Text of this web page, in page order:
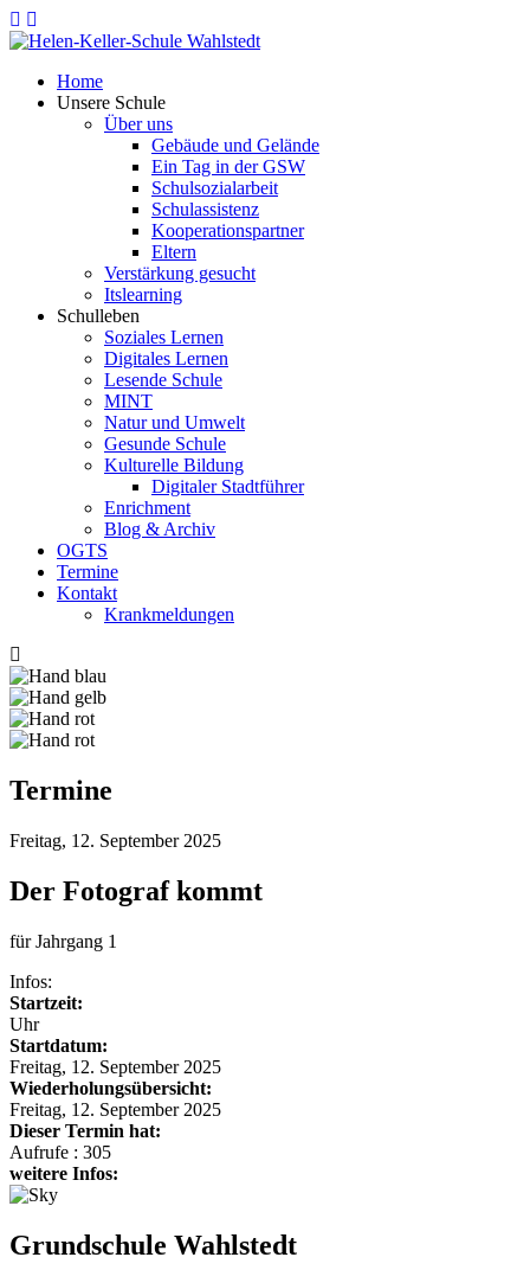
Home
Unsere Schule
Über uns
Gebäude und Gelände
Ein Tag in der GSW
Schulsozialarbeit
Schulassistenz
Kooperationspartner
Eltern
Verstärkung gesucht
Itslearning
Schulleben
Soziales Lernen
Digitales Lernen
Lesende Schule
MINT
Natur und Umwelt
Gesunde Schule
Kulturelle Bildung
Digitaler Stadtführer
Enrichment
Blog & Archiv
OGTS
Termine
Kontakt
Krankmeldungen
Termine
Freitag, 12. September 2025
Der Fotograf kommt
für Jahrgang 1
Infos:
Startzeit:
Uhr
Startdatum:
Freitag, 12. September 2025
Wiederholungsübersicht:
Freitag, 12. September 2025
Dieser Termin hat:
Aufrufe : 305
weitere Infos:
Grundschule Wahlstedt